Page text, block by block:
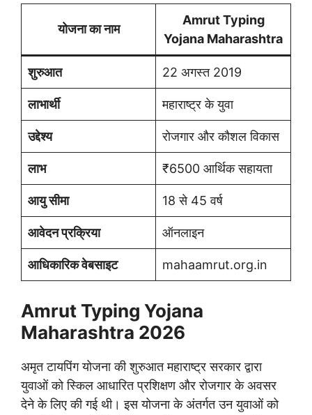
योजना का नाम
Amrut Typing
Yojana Maharashtra
शुरुआत 22 अगस्त 2019
लाभार्थी महाराष्ट्र के युवा
उद्देश्य रोजगार और कौशल विकास
लाभ ₹6500 आर्थिक सहायता
आयु सीमा 18 से 45 वर्ष
आवेदन प्रक्रिया ऑनलाइन
आधिकारिक वेबसाइट mahaamrut.org.in
Amrut Typing Yojana
Maharashtra 2026
अमृत टायपिंग योजना की शुरुआत महाराष्ट्र सरकार द्वारा
युवाओं को स्किल आधारित प्रशिक्षण और रोजगार के अवसर
देने के लिए की गई थी। इस योजना के अंतर्गत उन युवाओं को